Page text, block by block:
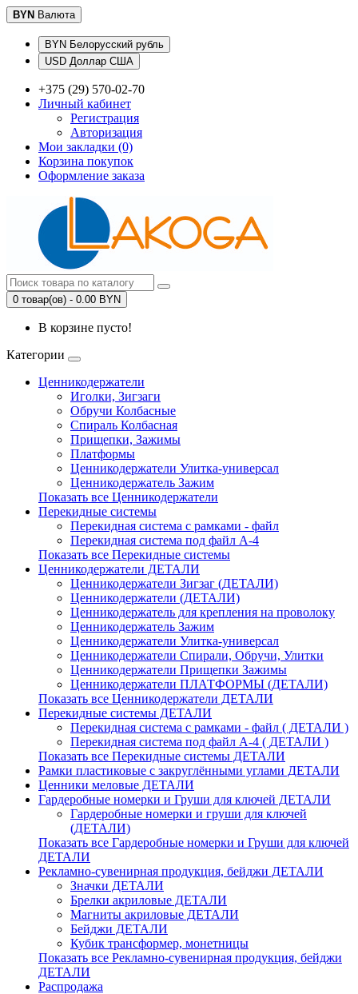
BYN Валюта
BYN Белорусский рубль
USD Доллар США
+375 (29) 570-02-70
Личный кабинет
Регистрация
Авторизация
Мои закладки (0)
Корзина покупок
Оформление заказа
0 товар(ов) - 0.00 BYN
В корзине пусто!
Категории
Ценникодержатели
Иголки, Зигзаги
Обручи Колбасные
Cпираль Колбасная
Прищепки, Зажимы
Платформы
Ценникодержатели Улитка-универсал
Ценникодержатель Зажим
Показать все Ценникодержатели
Перекидные системы
Перекидная система с рамками - файл
Перекидная система под файл А-4
Показать все Перекидные системы
Ценникодержатели ДЕТАЛИ
Ценникодержатели Зигзаг (ДЕТАЛИ)
Ценникодержатели (ДЕТАЛИ)
Ценникодержатель для крепления на проволоку
Ценникодержатель Зажим
Ценникодержатели Улитка-универсал
Ценникодержатели Спирали, Обручи, Улитки
Ценникодержатели Прищепки Зажимы
Ценникодержатели ПЛАТФОРМЫ (ДЕТАЛИ)
Показать все Ценникодержатели ДЕТАЛИ
Перекидные системы ДЕТАЛИ
Перекидная система с рамками - файл ( ДЕТАЛИ )
Перекидная система под файл А-4 ( ДЕТАЛИ )
Показать все Перекидные системы ДЕТАЛИ
Рамки пластиковые c закруглёнными углами ДЕТАЛИ
Ценники меловые ДЕТАЛИ
Гардеробные номерки и Груши для ключей ДЕТАЛИ
Гардеробные номерки и груши для ключей
(ДЕТАЛИ)
Показать все Гардеробные номерки и Груши для ключей
ДЕТАЛИ
Рекламно-сувенирная продукция, бейджи ДЕТАЛИ
Значки ДЕТАЛИ
Брелки акриловые ДЕТАЛИ
Магниты акриловые ДЕТАЛИ
Бейджи ДЕТАЛИ
Кубик трансформер, монетницы
Показать все Рекламно-сувенирная продукция, бейджи
ДЕТАЛИ
Распродажа